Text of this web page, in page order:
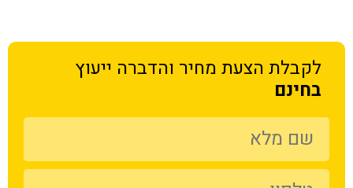
לקבלת הצעת מחיר והדברה ייעוץ
בחינם